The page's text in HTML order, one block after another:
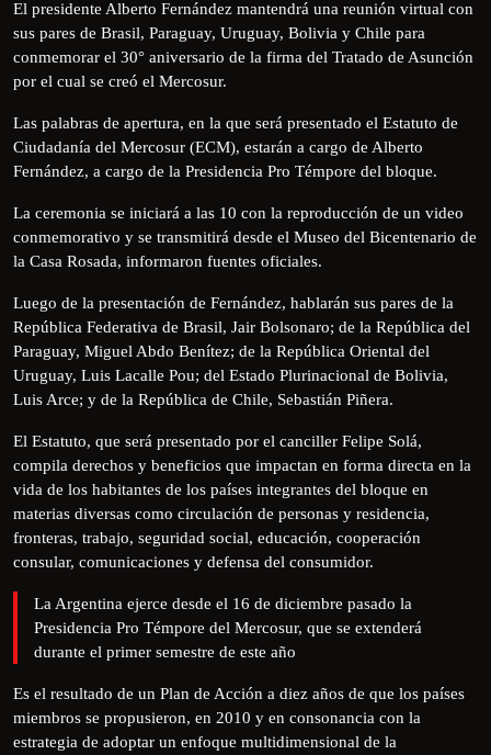
El presidente Alberto Fernández mantendrá una reunión virtual con
sus pares de Brasil, Paraguay, Uruguay, Bolivia y Chile para
conmemorar el 30° aniversario de la firma del Tratado de Asunción
por el cual se creó el Mercosur.
Las palabras de apertura, en la que será presentado el Estatuto de
Ciudadanía del Mercosur (ECM), estarán a cargo de Alberto
Fernández, a cargo de la Presidencia Pro Témpore del bloque.
La ceremonia se iniciará a las 10 con la reproducción de un video
conmemorativo y se transmitirá desde el Museo del Bicentenario de
la Casa Rosada, informaron fuentes oficiales.
Luego de la presentación de Fernández, hablarán sus pares de la
República Federativa de Brasil, Jair Bolsonaro; de la República del
Paraguay, Miguel Abdo Benítez; de la República Oriental del
Uruguay, Luis Lacalle Pou; del Estado Plurinacional de Bolivia,
Luis Arce; y de la República de Chile, Sebastián Piñera.
El Estatuto, que será presentado por el canciller Felipe Solá,
compila derechos y beneficios que impactan en forma directa en la
vida de los habitantes de los países integrantes del bloque en
materias diversas como circulación de personas y residencia,
fronteras, trabajo, seguridad social, educación, cooperación
consular, comunicaciones y defensa del consumidor.
La Argentina ejerce desde el 16 de diciembre pasado la
Presidencia Pro Témpore del Mercosur, que se extenderá
durante el primer semestre de este año
Es el resultado de un Plan de Acción a diez años de que los países
miembros se propusieron, en 2010 y en consonancia con la
estrategia de adoptar un enfoque multidimensional de la